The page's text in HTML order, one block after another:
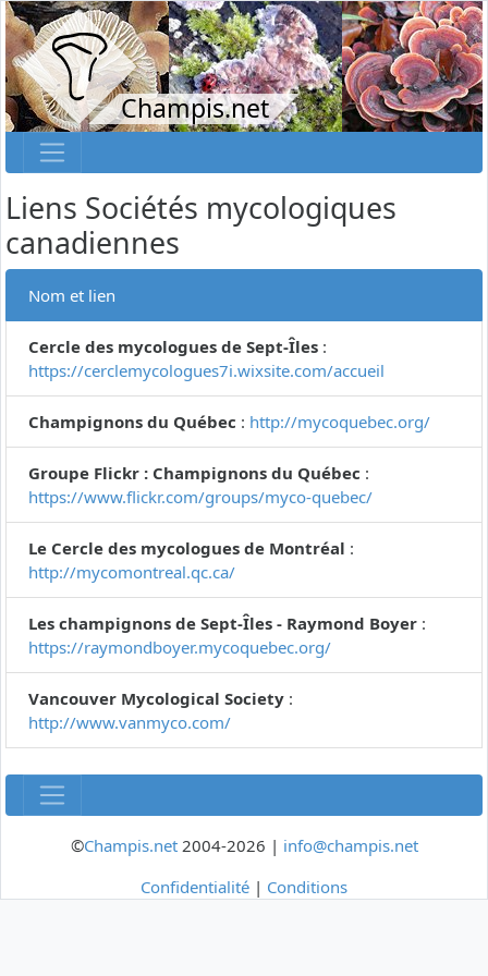
Champis.net
Liens Sociétés mycologiques
canadiennes
Nom et lien
Cercle des mycologues de Sept-Îles :
https://cerclemycologues7i.wixsite.com/accueil
Champignons du Québec : http://mycoquebec.org/
Groupe Flickr : Champignons du Québec :
https://www.flickr.com/groups/myco-quebec/
Le Cercle des mycologues de Montréal :
http://mycomontreal.qc.ca/
Les champignons de Sept-Îles - Raymond Boyer :
https://raymondboyer.mycoquebec.org/
Vancouver Mycological Society :
http://www.vanmyco.com/
©Champis.net2004-2026 | info@champis.net
Confidentialité | Conditions